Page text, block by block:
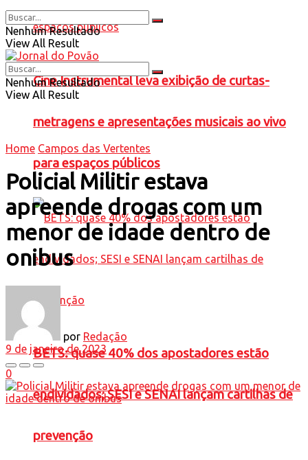
Cine Instrumental leva exibição de curtas-
metragens e apresentações musicais ao vivo
para espaços públicos
BETS: quase 40% dos apostadores estão
endividados; SESI e SENAI lançam cartilhas de
prevenção
Nenhum Resultado
View All Result
Nenhum Resultado
View All Result
Home Campos das Vertentes
Policial Militir estava
apreende drogas com um
menor de idade dentro de
onibus
por Redação
9 de janeiro de 2023
0